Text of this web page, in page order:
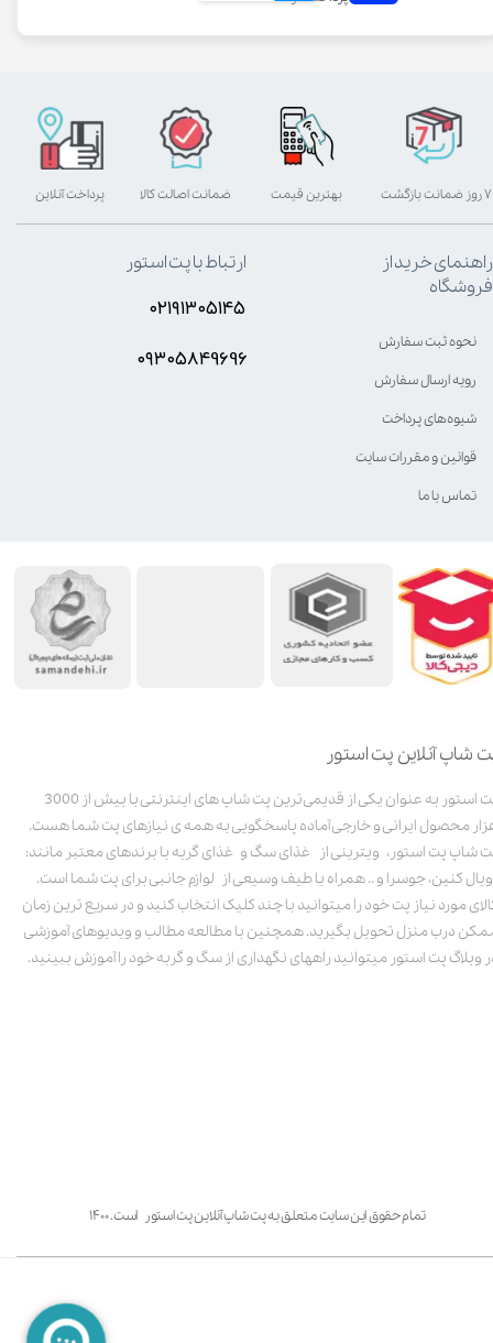
شاپ آنلاین پت استور
پت استور به عنوان یکی از قدیمی‌ترین پت شاپ های اینترنتی با بیش از 3000
محصول ایرانی و خارجی آماده پاسخگویی به همه ی نیازهای پت شما هست.
شاپ پت استور، ویترینی از غذای سگ و غذای گربه با برندهای معتبر مانند:
کنین، جوسرا و .. همراه با طیف وسیعی از لوازم جانبی برای پت شما است.
مورد نیاز پت خود را میتوانید با چند کلیک انتخاب کنید و در سریع ترین زمان
درب منزل تحویل بگیرید. همچنین با مطالعه مطالب و ویدیوهای آموزشی
وبلاگ پت استور میتوانید راههای نگهداری از سگ و گربه خود را آموزش ببینید.
تمام حقوق این سایت متعلق به پت شاپ آنلاین پت استور است. ۱۴۰۰
بهترین قیمت پرداخت آنلاین ۷ روز ضمانت بازگشت ضمانت اصالت کالا
راهنمای خرید از
فروشگاه
نحوه ثبت سفارش
رویه ارسال سفارش
شیوه‌های پرداخت
قوانین و مقررات سایت
تماس با ما
ارتباط با پت استور
۰۲۱۹۱۳۰۵۱۴۵
۰۹۳۰۵8۴9696